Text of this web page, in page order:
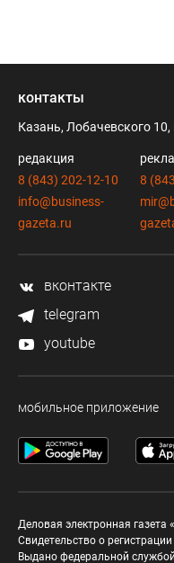
контакты
Казань, Лобачевского 10,
редакция
8 (843) 202-12-10
info@business-
gazeta.ru
8
вконтакте
telegram
youtube
мобильное приложение
Деловая электронная газета
Свидетельство о
Выдано федеральной